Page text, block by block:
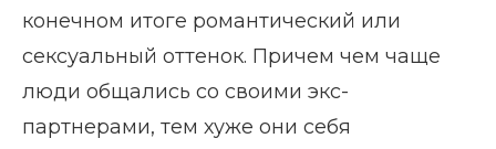
конечном итоге романтический или
сексуальный оттенок. Причем чем чаще
люди общались со своими экс-
партнерами, тем хуже они себя